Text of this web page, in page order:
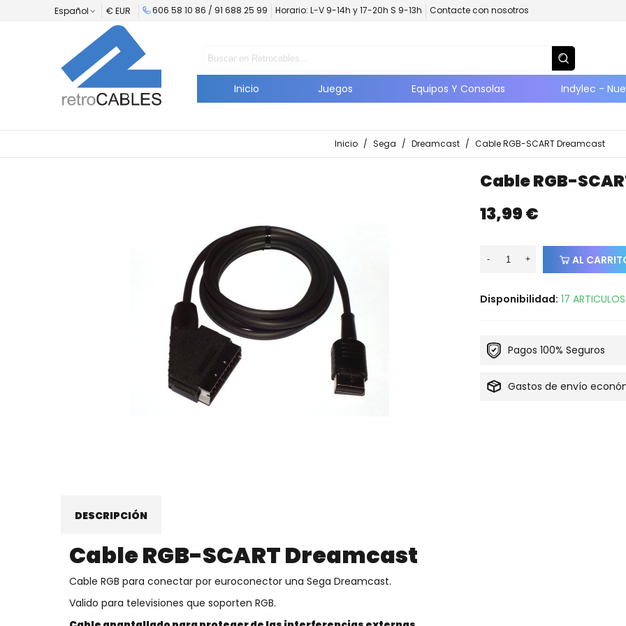
Español € EUR 606 58 10 86 / 91 688 25 99 Horario: L-V 9-14h y 17-20h S 9-13h Contacte con nosotros
Inicio Juegos Equipos Y Consolas Indylec -
Inicio / Sega / Dreamcast / Cable RGB-SCART Dreamcast
Cable RGB-
13,99 €
- + AL
Disponibilidad: 17
Pagos 100% Seguros
Gastos de envío
DESCRIPCIÓN
Cable RGB-SCART Dreamcast
Cable RGB para conectar por euroconector una Sega Dreamcast.
Valido para televisiones que soporten RGB.